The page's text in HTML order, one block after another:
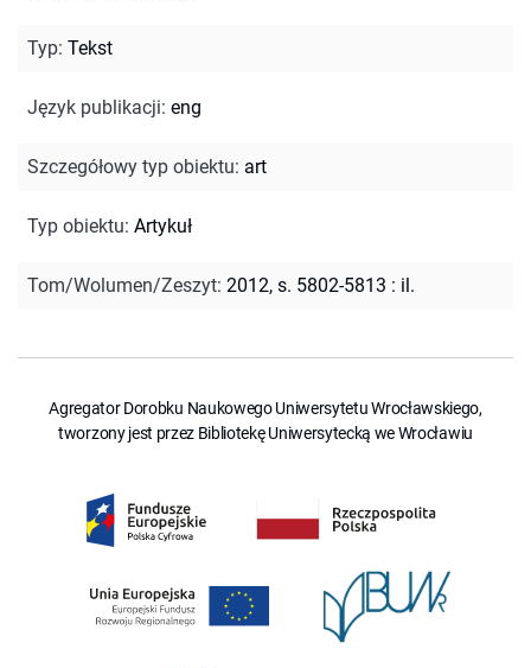
Typ: Tekst
Język publikacji: eng
Szczegółowy typ obiektu: art
Typ obiektu: Artykuł
Tom/Wolumen/Zeszyt: 2012, s. 5802-5813 : il.
Agregator Dorobku Naukowego Uniwersytetu Wrocławskiego,
tworzony jest przez Bibliotekę Uniwersytecką we Wrocławiu